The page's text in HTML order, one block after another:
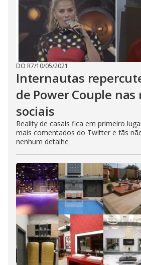
DO R7/10/05/2021
Internautas
de Power Couple nas
sociais
Reality de casais fica em primeiro
mais comentados do Twitter e fãs
nenhum detalhe